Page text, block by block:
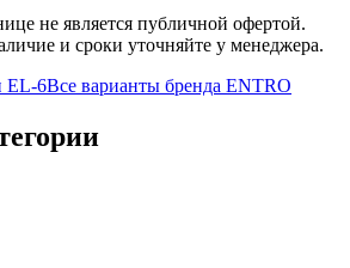
не является публичной офертой.
и сроки уточняйте у менеджера.
EL-6Все варианты бренда ENTRO